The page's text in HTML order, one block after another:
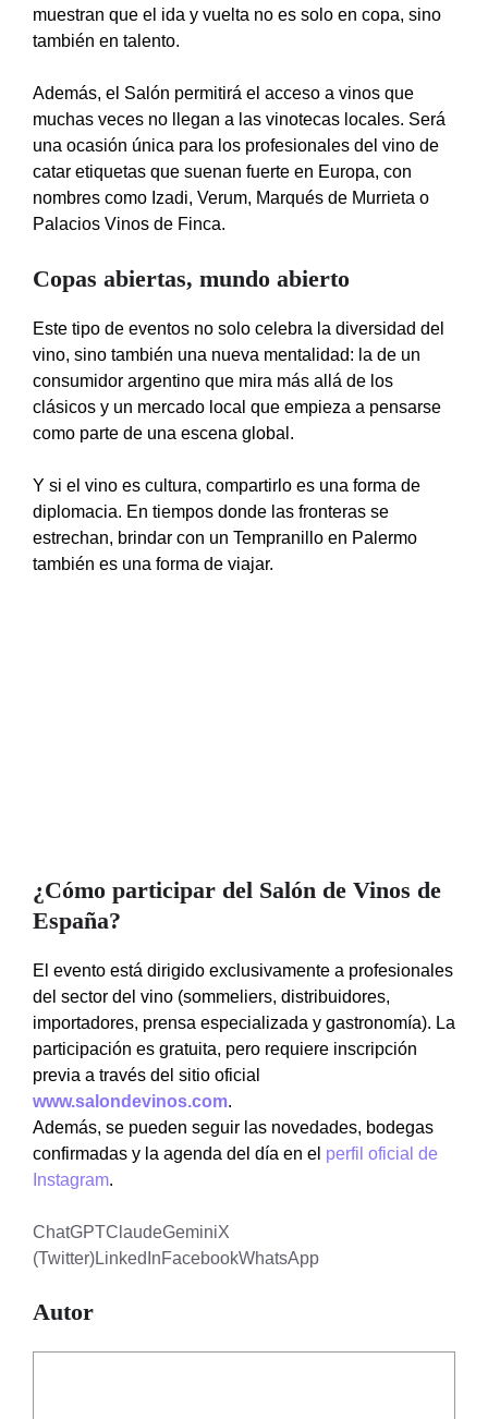
muestran que el ida y vuelta no es solo en copa, sino
también en talento.
Además, el Salón permitirá el acceso a vinos que
muchas veces no llegan a las vinotecas locales. Será
una ocasión única para los profesionales del vino de
catar etiquetas que suenan fuerte en Europa, con
nombres como Izadi, Verum, Marqués de Murrieta o
Palacios Vinos de Finca.
Copas abiertas, mundo abierto
Este tipo de eventos no solo celebra la diversidad del
vino, sino también una nueva mentalidad: la de un
consumidor argentino que mira más allá de los
clásicos y un mercado local que empieza a pensarse
como parte de una escena global.
Y si el vino es cultura, compartirlo es una forma de
diplomacia. En tiempos donde las fronteras se
estrechan, brindar con un Tempranillo en Palermo
también es una forma de viajar.
¿Cómo participar del Salón de Vinos de
España?
El evento está dirigido exclusivamente a profesionales
del sector del vino (sommeliers, distribuidores,
importadores, prensa especializada y gastronomía). La
participación es gratuita, pero requiere inscripción
previa a través del sitio oficial
www.salondevinos.com.
Además, se pueden seguir las novedades, bodegas
confirmadas y la agenda del día en el perfil oficial de
Instagram.
ChatGPTClaudeGeminiX
(Twitter)LinkedInFacebookWhatsApp
Autor